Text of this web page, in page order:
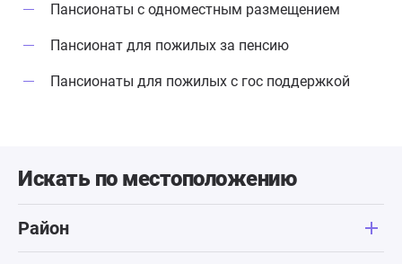
Пансионаты с одноместным размещением
Пансионат для пожилых за пенсию
Пансионаты для пожилых с гос поддержкой
Искать по местоположению
Район